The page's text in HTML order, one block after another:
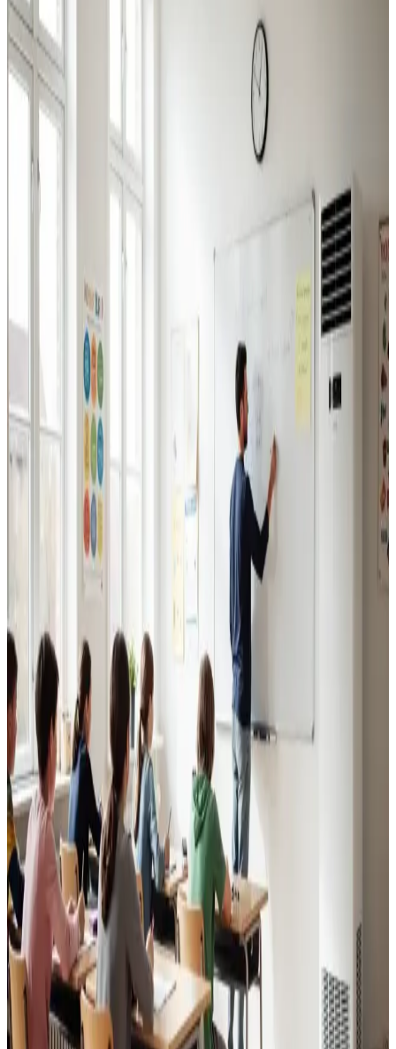
Industriventilation
Ventilation til fabrikker, haller og lagerbygninger i
Bogense. Professionel dimensionering.
Erhvervsventilation
Kontorer, klinikker, butikker og restauranter i Bogense.
Godt indeklima for alle.
Læs mere